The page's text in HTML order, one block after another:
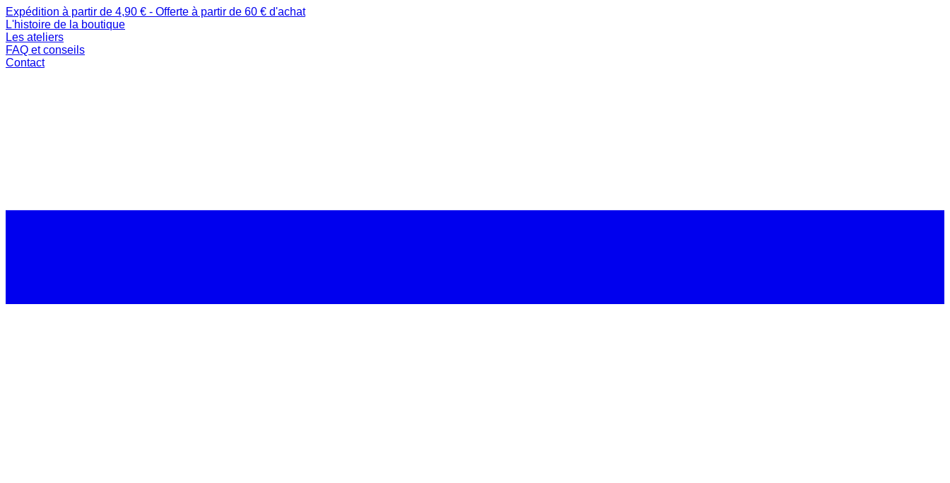
Expédition à partir de 4,90 € - Offerte à partir de 60 € d'achat
L'histoire de la boutique
Les ateliers
FAQ et conseils
Contact